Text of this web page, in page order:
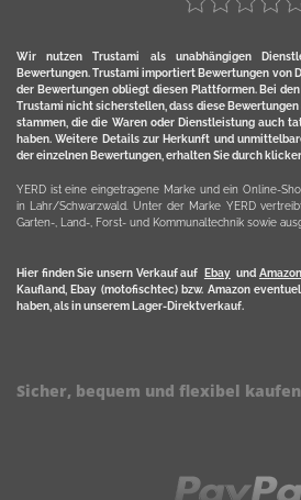
Wir nutzen Trustami als unabhängigen
Bewertungen. Trustami importiert Bewertungen von
der Bewertungen obliegt diesen Plattformen. Bei
Trustami nicht sicherstellen, dass diese
stammen, die die Waren oder Dienstleistung auch
haben. Weitere Details zur Herkunft und
der einzelnen Bewertungen, erhalten Sie durch
YERD ist eine eingetragene Marke und ein Online-
in Lahr/Schwarzwald. Unter der Marke YERD
Garten-, Land-, Forst- und Kommunaltechnik sowie
Hier finden Sie unsern Verkauf auf Ebayund Amazon
Kaufland, Ebay (motofischtec) bzw. Amazon
haben, als in unserem Lager-Direktverkauf.
Sicher, bequem und flexibel